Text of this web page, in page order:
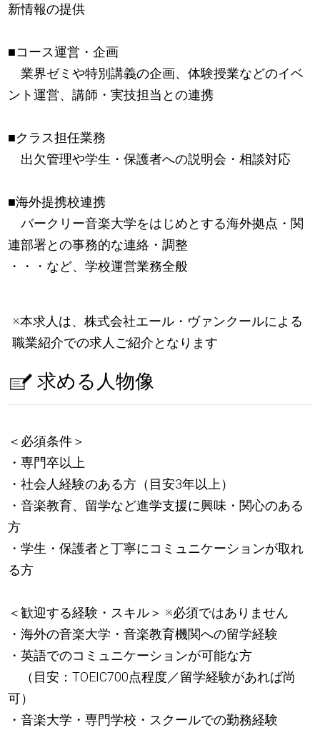
新情報の提供
■コース運営・企画
業界ゼミや特別講義の企画、体験授業などのイベ
ント運営、講師・実技担当との連携
■クラス担任業務
出欠管理や学生・保護者への説明会・相談対応
■海外提携校連携
バークリー音楽大学をはじめとする海外拠点・関
連部署との事務的な連絡・調整
・・・など、学校運営業務全般
※本求人は、株式会社エール・ヴァンクールによる
職業紹介での求人ご紹介となります
求める人物像
＜必須条件＞
・専門卒以上
・社会人経験のある方（目安3年以上）
・音楽教育、留学など進学支援に興味・関心のある
方
・学生・保護者と丁寧にコミュニケーションが取れ
る方
＜歓迎する経験・スキル＞ ※必須ではありません
・海外の音楽大学・音楽教育機関への留学経験
・英語でのコミュニケーションが可能な方
（目安：TOEIC700点程度／留学経験があれば尚
可）
・音楽大学・専門学校・スクールでの勤務経験